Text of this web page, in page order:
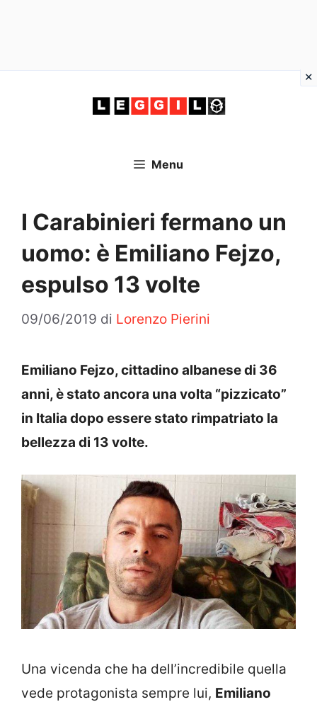
Menu
I Carabinieri fermano un
uomo: è Emiliano Fejzo,
espulso 13 volte
09/06/2019 di Lorenzo Pierini
Emiliano Fejzo, cittadino albanese di 36
anni, è stato ancora una volta “pizzicato”
in Italia dopo essere stato rimpatriato la
bellezza di 13 volte.
Una vicenda che ha dell’incredibile quella
vede protagonista sempre lui, Emiliano